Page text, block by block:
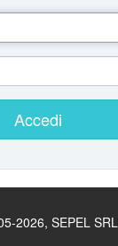
Accedi
SEPEL